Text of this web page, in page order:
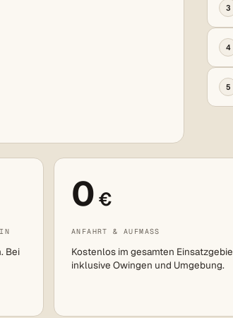
3
4
5
Bei
0 €
ANFAHRT & AUFMASS
Kostenlos im gesamten
inklusive Owingen und Umgebung.